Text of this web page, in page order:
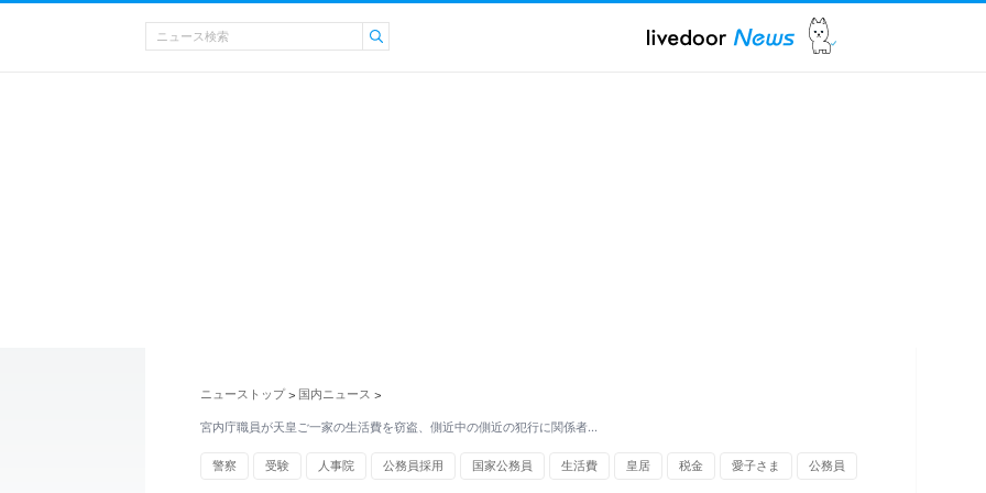
ニューストップ > 国内ニュース >
宮内庁職員が天皇ご一家の生活費を窃盗、側近中の側近の犯行に関係者…
警察 受験 人事院 公務員採用 国家公務員 生活費 皇居 税金 愛子さま 公務員